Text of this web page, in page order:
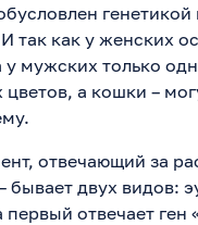
генетикой
так как у женских
мужских только
цветов, а кошки –
отвечающий за
бывает двух видов:
отвечает ген